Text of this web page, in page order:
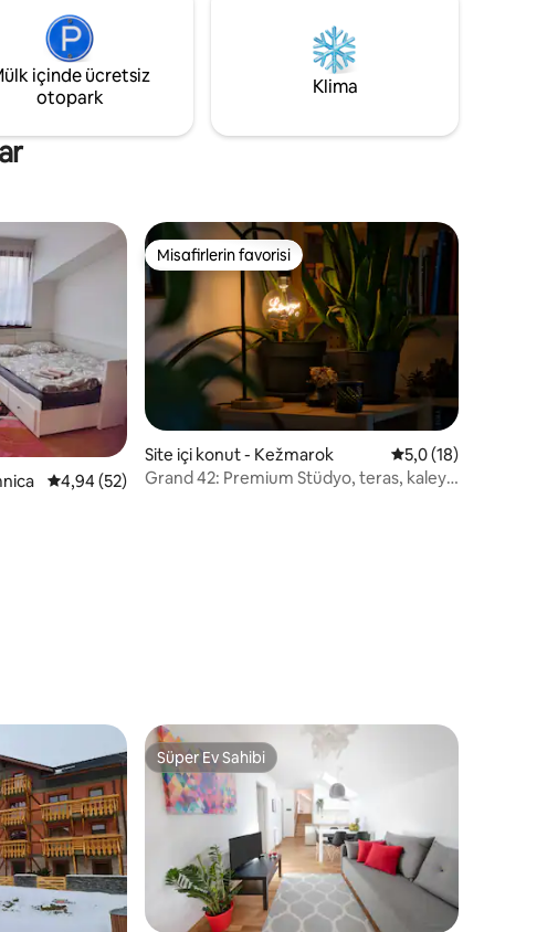
içinde ücretsiz
otopark
Klima
5 üzerinden ortalama 4,94 puan, 52 değerlendirme
4,94 (52)
Misafirlerin favorisi
Misafirlerin favorisi
Site içi konut - Kežmarok 5 üzerinden
5,0 (18)
Grand 42: Premium Stüdyo, teras, kaleye
Süper Ev Sahibi
Süper Ev Sahibi